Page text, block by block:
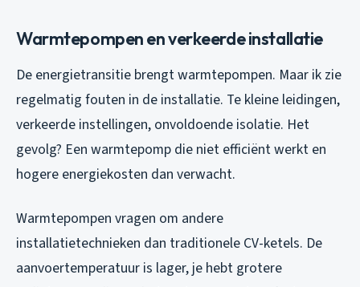
Warmtepompen en verkeerde installatie
De energietransitie brengt warmtepompen. Maar ik zie
regelmatig fouten in de installatie. Te kleine leidingen,
verkeerde instellingen, onvoldoende isolatie. Het
gevolg? Een warmtepomp die niet efficiënt werkt en
hogere energiekosten dan verwacht.
Warmtepompen vragen om andere
installatietechnieken dan traditionele CV-ketels. De
aanvoertemperatuur is lager, je hebt grotere